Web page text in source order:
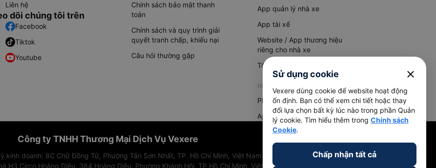
Liên hệ
dõi chúng tôi trên
Facebook
Tiktok
Youtube
Chính sách bảo mật thanh
toán
Chính sách và quy trình giải
quyết tranh chấp, khiếu nại
Câu hỏi thường gặp
App quản lý nhà xe
App tài xế
Website / App thương hiệu
riêng cho nhà xe
Tổng đài AI
HỆ THỐNG QUẢN LÝ HÀNG HOÁ
Phần mềm quản lý hàng hoá
App quản lý hàng hoá
Công ty TNHH Thương Mại Dịch Vụ Vexere
kinh doanh: 8C Chữ Đồng Tử, Phường Tân Sơn Nhất, TP. Hồ Chí Minh, Việt Nam
H3 Circo Hoàng Diệu, 384 Hoàng Diệu, Phường Khánh Hội, TP Hồ Chí Minh, Việt Nam
Sử dụng cookie close
Vexere dùng cookie để website hoạt động
ổn định. Bạn có thể xem chi tiết hoặc thay
đổi lựa chọn bất kỳ lúc nào trong phần Quản
lý cookie. Tìm hiểu thêm trong Chính sách
Cookie.
Chấp nhận tất cả